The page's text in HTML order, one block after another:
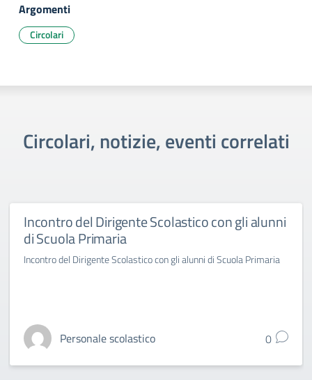
Argomenti
Circolari
Circolari, notizie, eventi correlati
Incontro del Dirigente Scolastico con gli alunni
di Scuola Primaria
Incontro del Dirigente Scolastico con gli alunni di Scuola Primaria
Personale scolastico 0